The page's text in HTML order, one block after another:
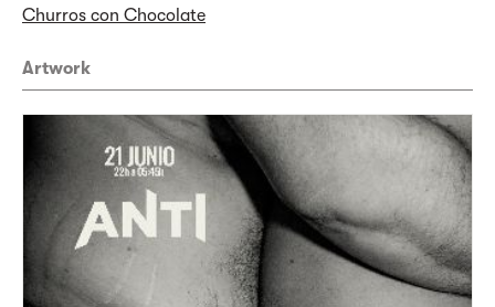
Churros con Chocolate
Artwork